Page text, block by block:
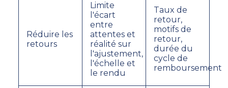
Réduire les
retours
Limite
l'écart
entre
attentes et
réalité sur
l'ajustement,
l'échelle et
le rendu
Taux de
retour,
motifs de
retour,
durée du
cycle de
remboursement